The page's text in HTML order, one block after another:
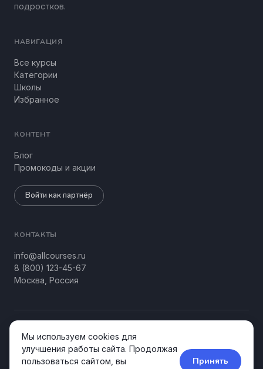
подростков.
НАВИГАЦИЯ
Все курсы
Категории
Школы
Избранное
КОНТЕНТ
Блог
Промокоды и акции
Войти как партнёр
КОНТАКТЫ
info@allcourses.ru
8 (800) 123-45-67
Москва, Россия
КонфиденциальностьСоглашение
Мы используем cookies для
улучшения работы сайта. Продолжая
пользоваться сайтом, вы
Принять